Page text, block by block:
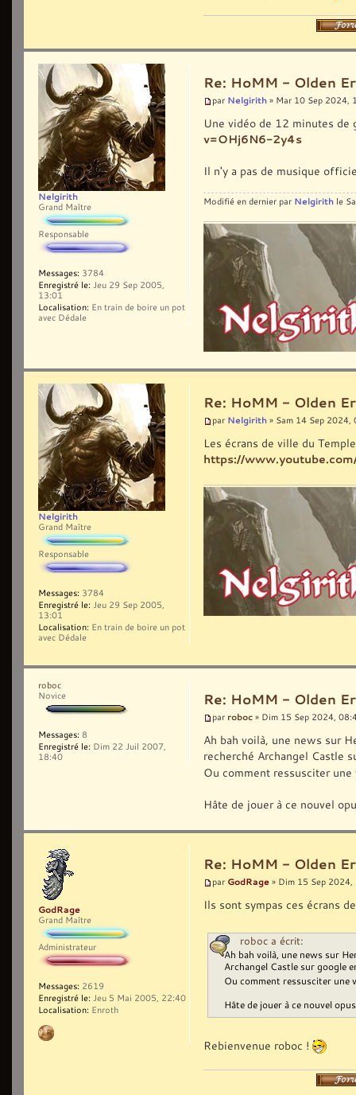
Re: HoMM - Olden
par Nelgirith » Mar 10 Sep 2024,
Une vidéo de 12 minutes de
v=OHj6N6-2y4s
Il n'y a pas de musique
Modifié en dernier par Nelgirith le
Nelgirith
Grand Maître
Responsable
Messages: 3784
Enregistré le: Jeu 29 Sep 2005,
13:01
Localisation: En train de boire un pot
avec Dédale
Re: HoMM - Olden
par Nelgirith » Sam 14 Sep 2024,
Les écrans de ville du
https://
Nelgirith
Grand Maître
Responsable
Messages: 3784
Enregistré le: Jeu 29 Sep 2005,
13:01
Localisation: En train de boire un pot
avec Dédale
Re: HoMM - Olden
par roboc » Dim 15 Sep 2024,
Ah bah voilà, une news sur
recherché Archangel Castle
Ou comment ressusciter
Hâte de jouer à ce nouvel
roboc
Novice
Messages: 8
Enregistré le: Dim 22 Juil 2007,
18:40
Re: HoMM - Olden
par GodRage » Dim 15 Sep
Ils sont sympas ces écrans
roboc a écrit:
Ah bah voilà, une news sur
Archangel Castle sur google
Ou comment ressusciter une
Hâte de jouer à ce nouvel
Rebienvenue roboc !
GodRage
Grand Maître
Administrateur
Messages: 2619
Enregistré le: Jeu 5 Mai 2005, 22:40
Localisation: Enroth